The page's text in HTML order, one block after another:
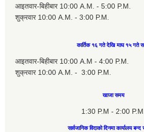
आइतवार-बिहीबार 10:00 A.M. - 5:00 P.M.
शुक्रवार 10:00 A.M. - 3:00 P.M.
कार्तिक १६ गते देखि माघ १५ गते
आइतवार-बिहीबार 10:00 A.M - 4:00 P.M.
शुक्रवार 10:00 A.M. - 3:00 P.M.
खाजा समय
1:30 P.M - 2:00
सार्वजानिक विदाको दिनमा कार्यालय